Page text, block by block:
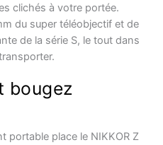
clichés à votre portée.
du super téléobjectif et de
de la série S, le tout dans
bougez
portable place le NIKKOR Z